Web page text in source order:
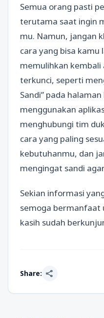
Semua orang pasti
terutama saat ingin
mu. Namun, jangan
cara yang bisa kamu
memulihkan kembali
terkunci, seperti
Sandi” pada
menggunakan
menghubungi tim
cara yang paling
kebutuhanmu, dan
mengingat sandi
Sekian informasi
semoga bermanfaat
kasih sudah
Share: share